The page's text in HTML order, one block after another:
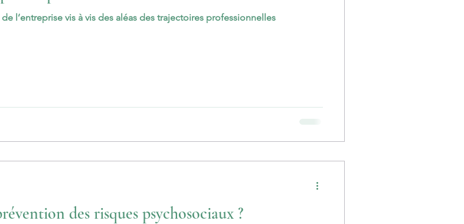
Se réconcillier avec soi Accroître la tolérance de l’entreprise vis à vis des aléas des trajectoires professionnelles
des risques psychosociaux ?